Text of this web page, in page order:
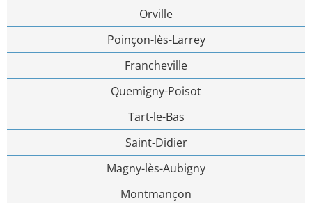
Orville
Poinçon-lès-Larrey
Francheville
Quemigny-Poisot
Tart-le-Bas
Saint-Didier
Magny-lès-Aubigny
Montmançon